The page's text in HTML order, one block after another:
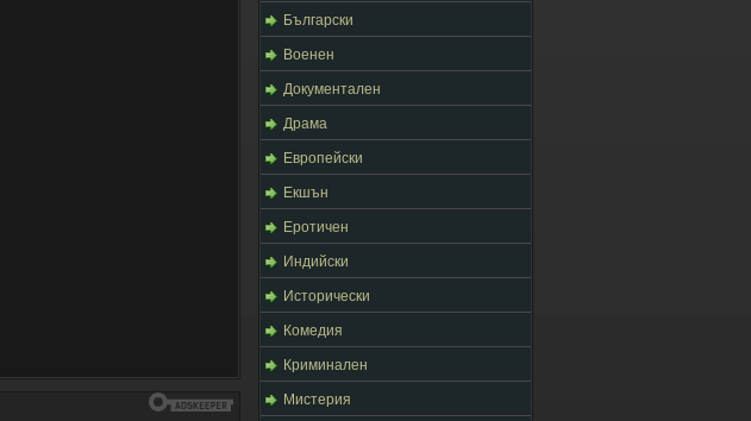
Български
Военен
Документален
Драма
Европейски
Екшън
Еротичен
Индийски
Исторически
Комедия
Криминален
Мистерия